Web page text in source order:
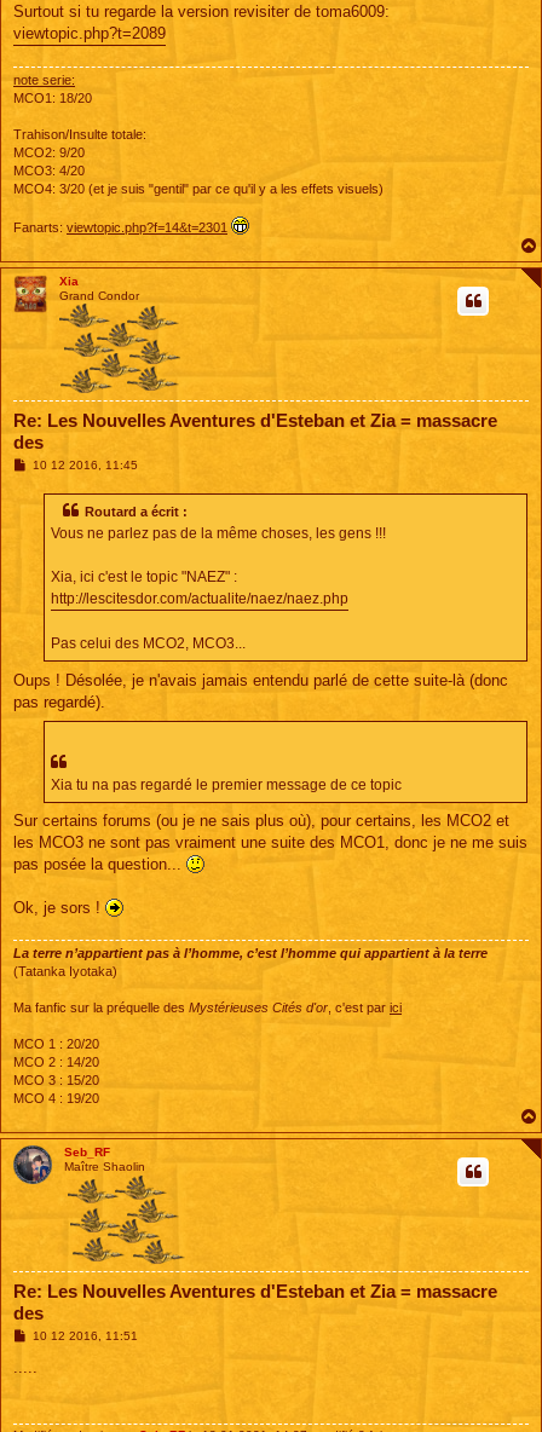
Surtout si tu regarde la version revisiter de toma6009:
viewtopic.php?t=2089
note serie:
MCO1: 18/20
Trahison/Insulte totale:
MCO2: 9/20
MCO3: 4/20
MCO4: 3/20 (et je suis "gentil" par ce qu'il y a les effets visuels)
Fanarts: viewtopic.php?f=14&t=2301
Xia
Grand Condor
Re: Les Nouvelles Aventures d'Esteban et Zia = massacre
des
M10 12 2016, 11:45
Routard a écrit :
Vous ne parlez pas de la même choses, les gens !!!
Xia, ici c'est le topic "NAEZ" :
http://lescitesdor.com/actualite/naez/naez.php
Pas celui des MCO2, MCO3...
Oups ! Désolée, je n'avais jamais entendu parlé de cette suite-là (donc
pas regardé).
Xia tu na pas regardé le premier message de ce topic
Sur certains forums (ou je ne sais plus où), pour certains, les MCO2 et
les MCO3 ne sont pas vraiment une suite des MCO1, donc je ne me suis
pas posée la question...
Ok, je sors !
La terre n’appartient pas à l’homme, c’est l’homme qui appartient à la terre
(Tatanka Iyotaka)
Ma fanfic sur la préquelle des Mystérieuses Cités d'or , c'est par ici
MCO 1 : 20/20
MCO 2 : 14/20
MCO 3 : 15/20
MCO 4 : 19/20
Seb_RF
Maître Shaolin
Re: Les Nouvelles Aventures d'Esteban et Zia = massacre
des
M
e
10 12 2016, 11:51
.....